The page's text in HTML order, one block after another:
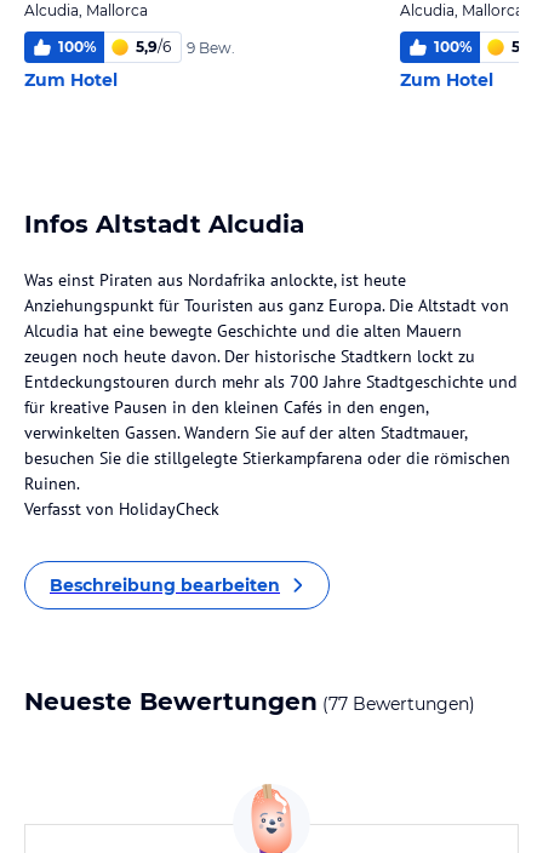
Alcudia, Mallorca
100% 5,9/6 9 Bew.
Zum Hotel
Alcudia, Mallorca
100% 5,8
Zum Hotel
Infos Altstadt Alcudia
Was einst Piraten aus Nordafrika anlockte, ist heute
Anziehungspunkt für Touristen aus ganz Europa. Die Altstadt von
Alcudia hat eine bewegte Geschichte und die alten Mauern
zeugen noch heute davon. Der historische Stadtkern lockt zu
Entdeckungstouren durch mehr als 700 Jahre Stadtgeschichte und
für kreative Pausen in den kleinen Cafés in den engen,
verwinkelten Gassen. Wandern Sie auf der alten Stadtmauer,
besuchen Sie die stillgelegte Stierkampfarena oder die römischen
Ruinen.
Verfasst von HolidayCheck
Beschreibung bearbeiten
Neueste Bewertungen (77 Bewertungen)